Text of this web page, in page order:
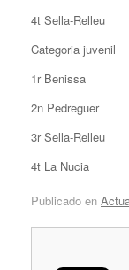
4t Sella-Relleu
Categoria juvenil
1r Benissa
2n Pedreguer
3r Sella-Relleu
4t La Nucia
Publicado en